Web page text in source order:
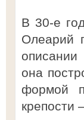
В 30-е
Олеарий
описании
она
формой
крепости